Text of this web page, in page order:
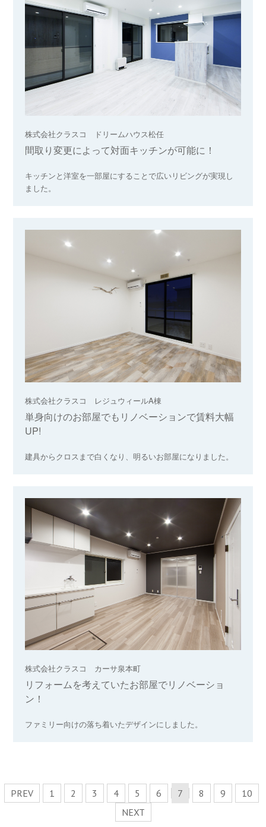
株式会社クラスコ ドリームハウス松任
間取り変更によって対面キッチンが可能に！
キッチンと洋室を一部屋にすることで広いリビングが実現し
ました。
株式会社クラスコ レジュウィールA棟
単身向けのお部屋でもリノベーションで賃料大幅
UP!
建具からクロスまで白くなり、明るいお部屋になりました。
株式会社クラスコ カーサ泉本町
リフォームを考えていたお部屋でリノベーショ
ン！
ファミリー向けの落ち着いたデザインにしました。
PREV 1 2 3 4 5 6 7 8 9
10
NEXT